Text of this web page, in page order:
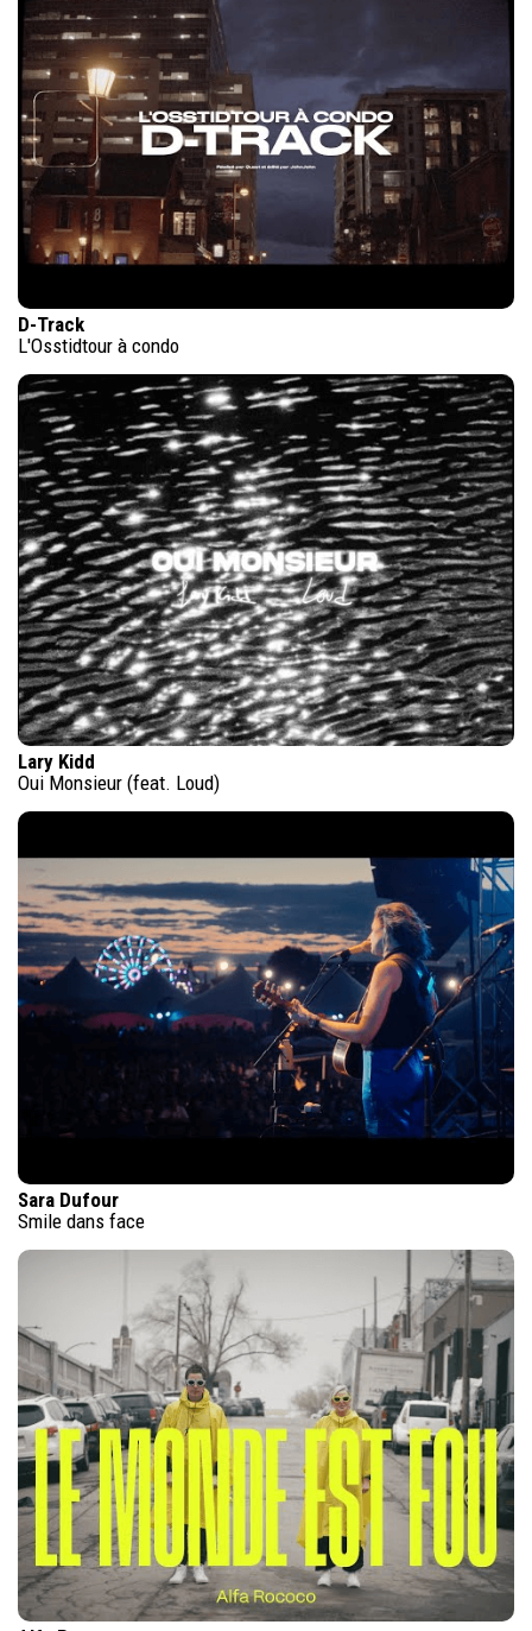
D-Track
L'Osstidtour à condo
Lary Kidd
Oui Monsieur (feat. Loud)
Sara Dufour
Smile dans face